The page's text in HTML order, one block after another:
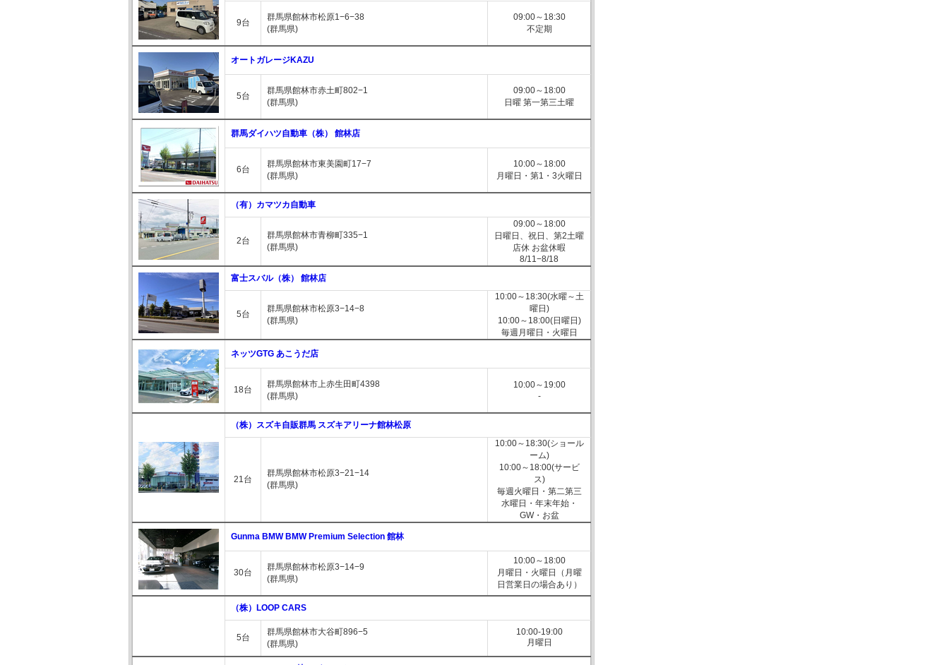
9台
群馬県館林市松原1−6−38
(群馬県)
09:00～18:30
不定期
オートガレージKAZU
5台
群馬県館林市赤土町802−1
(群馬県)
09:00～18:00
日曜 第一第三土曜
群馬ダイハツ自動車（株） 館林店
6台
群馬県館林市東美園町17−7
(群馬県)
10:00～18:00
月曜日・第1・3火曜日
（有）カマツカ自動車
2台
群馬県館林市青柳町335−1
(群馬県)
09:00～18:00
日曜日、祝日、第2土曜
店休 お盆休暇
8/11−8/18
富士スバル（株） 館林店
5台
群馬県館林市松原3−14−8
(群馬県)
10:00～18:30(水曜～土
曜日)
10:00～18:00(日曜日)
毎週月曜日・火曜日
ネッツGTG あこうだ店
18台
群馬県館林市上赤生田町4398
(群馬県)
10:00～19:00
-
（株）スズキ自販群馬 スズキアリーナ館林松原
21台
群馬県館林市松原3−21−14
(群馬県)
10:00～18:30(ショール
ーム)
10:00～18:00(サービ
ス)
毎週火曜日・第二第三
水曜日・年末年始・
GW・お盆
Gunma BMW BMW Premium Selection 館林
30台
群馬県館林市松原3−14−9
(群馬県)
10:00～18:00
月曜日・火曜日（月曜
日営業日の場合あり）
（株）LOOP CARS
5台
群馬県館林市大谷町896−5
(群馬県)
10:00-19:00
月曜日